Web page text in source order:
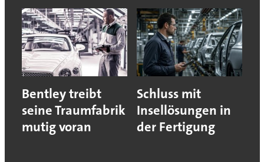
Bentley treibt
seine Traumfabrik
mutig voran
Schluss mit
Insellösungen in
der Fertigung